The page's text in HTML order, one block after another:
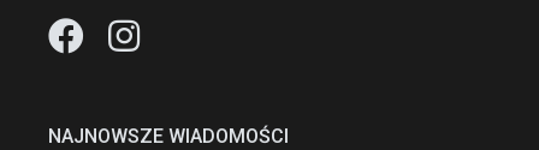
NAJNOWSZE WIADOMOŚCI